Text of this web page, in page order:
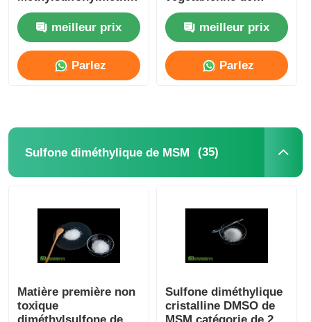
0,5% anti durcissant
non l'irradiation
meilleur prix
Parlez
poudre de Mesh
Methylsulfonylmethane
MSM
meilleur prix
Parlez
Sulfone diméthylique de MSM (35)
Matière première non
toxique
Sulfone diméthylique
cristalline DMSO de